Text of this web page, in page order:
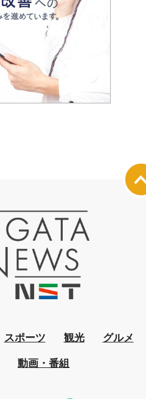
スポーツ 観光 グルメ
動画・番組